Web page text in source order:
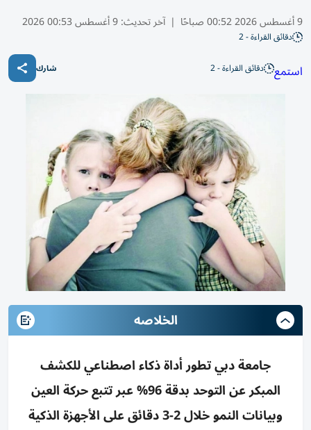
9 أغسطس 2026 00:52 صباحًا | آخر تحديث:9 أغسطس 00:53 2026
دقائق القراءة - 2
استمع دقائق القراءة - 2 شارك
الخلاصه
جامعة دبي تطور أداة ذكاء اصطناعي للكشف
المبكر عن التوحد بدقة 96% عبر تتبع حركة العين
وبيانات النمو خلال 2-3 دقائق على الأجهزة الذكية